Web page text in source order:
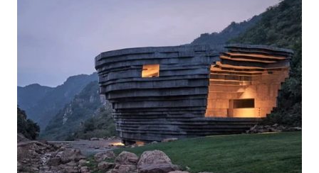
WAHANA
OTOMOTIF
WAHANA
HEALTH